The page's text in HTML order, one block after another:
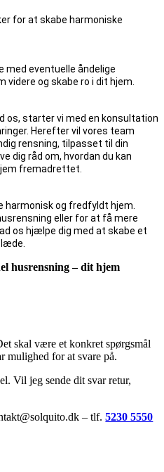
for at skabe harmoniske
med eventuelle åndelige
og skabe ro i dit hjem.
os, starter vi med en konsultation
Herefter vil vores team
rensning, tilpasset til din
dig råd om, hvordan du kan
fremadrettet.
og fredfyldt hjem.
eller for at få mere
os hjælpe dig med at skabe et
husrensning – dit hjem
skal være et konkret spørgsmål
mulighed for at svare på.
Vil jeg sende dit svar retur,
– tlf.5230 5550